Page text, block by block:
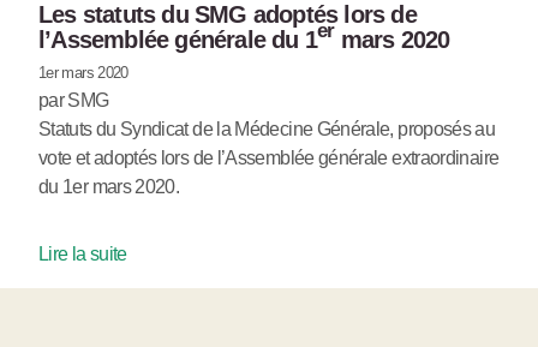
Les statuts du SMG adoptés lors de
l’Assemblée générale du 1er mars 2020
1er mars 2020
par SMG
Statuts du Syndicat de la Médecine Générale, proposés au
vote et adoptés lors de l’Assemblée générale extraordinaire
du 1er mars 2020.
Lire la suite